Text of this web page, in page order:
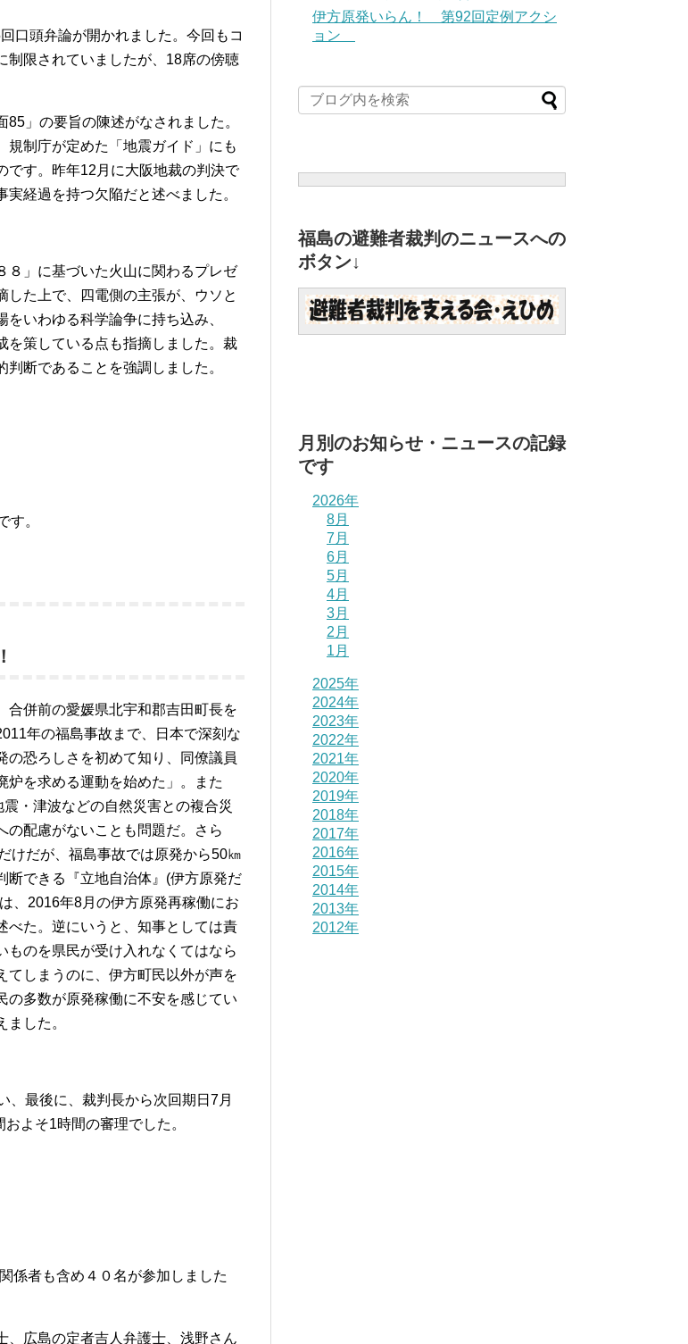
口頭弁論が開かれました。今回もコ
制限されていましたが、18席の傍聴
」の要旨の陳述がなされました。
規制庁が定めた「地震ガイド」にも
です。昨年12月に大阪地裁の判決で
経過を持つ欠陥だと述べました。
」に基づいた火山に関わるプレゼ
した上で、四電側の主張が、ウソと
いわゆる科学論争に持ち込み、
を策している点も指摘しました。裁
断であることを強調しました。
。
併前の愛媛県北宇和郡吉田町長を
年の福島事故まで、日本で深刻な
の恐ろしさを初めて知り、同僚議員
炉を求める運動を始めた」。また
・津波などの自然災害との複合災
の配慮がないことも問題だ。さら
けだが、福島事故では原発から50㎞
断できる『立地自治体』(伊方原発だ
、2016年8月の伊方原発再稼働にお
べた。逆にいうと、知事としては責
のを県民が受け入れなくてはなら
てしまうのに、伊方町民以外が声を
の多数が原発稼働に不安を感じてい
した。
最後に、裁判長から次回期日7月
よそ1時間の審理でした。
係者も含め４０名が参加しました
広島の定者吉人弁護士、浅野さん
伊方原発いらん！ 第92回定例アクシ
ョン
福島の避難者裁判のニュースへの
ボタン↓
月別のお知らせ・ニュースの記録
です
2026年
8月
7月
6月
5月
4月
3月
2月
1月
2025年
2024年
2023年
2022年
2021年
2020年
2019年
2018年
2017年
2016年
2015年
2014年
2013年
2012年